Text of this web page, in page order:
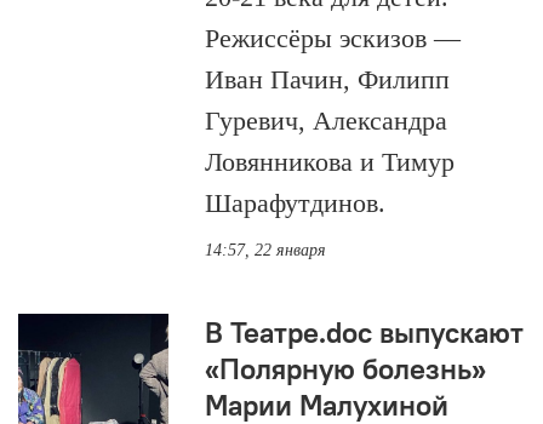
Режиссёры эскизов —
Иван Пачин, Филипп
Гуревич, Александра
Ловянникова и Тимур
Шарафутдинов.
14:57, 22 января
В Театре.doc выпускают
«Полярную болезнь»
Марии Малухиной